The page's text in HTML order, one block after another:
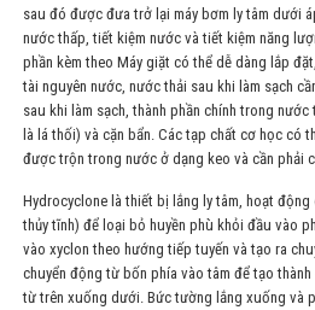
sau đó được đưa trở lại máy bơm ly tâm dưới
nước thấp, tiết kiệm nước và tiết kiệm năng
phần kèm theo Máy giặt có thể dễ dàng lắp
tài nguyên nước, nước thải sau khi làm sạch
sau khi làm sạch, thành phần chính trong
là lá thối) và cặn bẩn. Các tạp chất cơ học có
được trộn trong nước ở dạng keo và cần phải
Hydrocyclone là thiết bị lắng ly tâm, hoạt
thủy tĩnh) để loại bỏ huyền phù khỏi đầu vào
vào xyclon theo hướng tiếp tuyến và tạo ra
chuyển động từ bốn phía vào tâm để tạo
từ trên xuống dưới. Bức tường lắng xuống và